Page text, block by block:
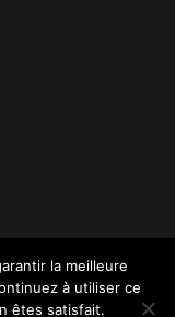
|Mentions légales
la meilleure
à utiliser ce
êtes satisfait.